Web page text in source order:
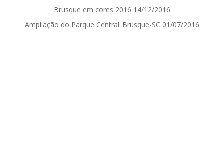
Brusque em cores 2016 14/12/2016
Ampliação do Parque Central_Brusque-SC 01/07/2016